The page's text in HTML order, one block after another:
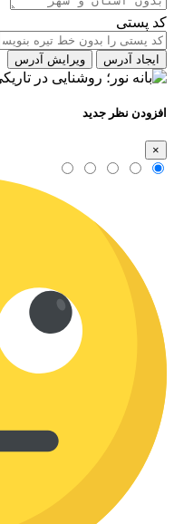
کد پستی
ایجاد آدرس ویرایش آدرس
افزودن نظر جدید
×